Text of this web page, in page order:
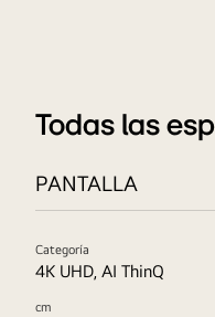
Todas las
PANTALLA
Categoría
4K UHD, AI ThinQ
cm